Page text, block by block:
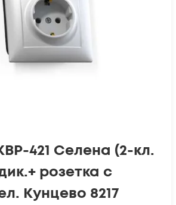
421 Селена (2-кл.
розетка с
Кунцево 8217